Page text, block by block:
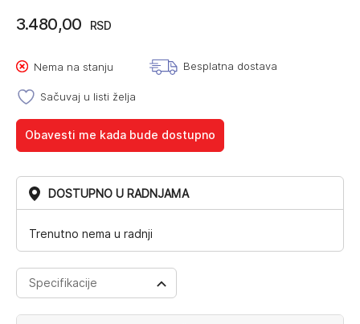
3.480,00 RSD
Nema na stanju Besplatna dostava
Sačuvaj u listi želja
Obavesti me kada bude dostupno
DOSTUPNO U RADNJAMA
Trenutno nema u radnji
Specifikacije